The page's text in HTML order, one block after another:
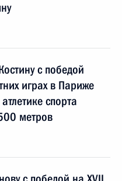
с победой
играх в Париже
спорта
метров